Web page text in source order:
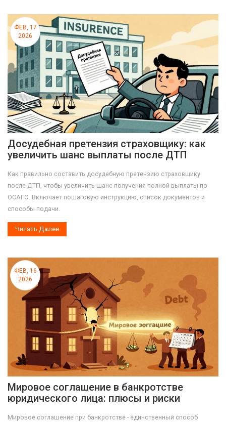
ФЕВ, 17
2026
Досудебная претензия страховщику: как
увеличить шанс выплаты после ДТП
Как правильно составить досудебную претензию страховщику
после ДТП, чтобы увеличить шанс получения полной выплаты по
ОСАГО. Включает пошаговую инструкцию, список документов и
способы подачи.
Читать Далее
ФЕВ, 16
2026
Мировое соглашение в банкротстве
юридического лица: плюсы и риски
Мировое соглашение при банкротстве - единственный способ